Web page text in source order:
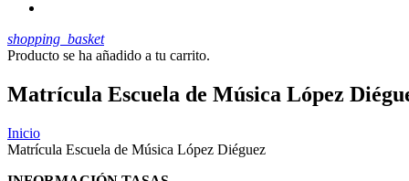
shopping_basket
Producto se ha añadido a tu carrito.
Matrícula Escuela de Música López
Inicio
Matrícula Escuela de Música López Diéguez